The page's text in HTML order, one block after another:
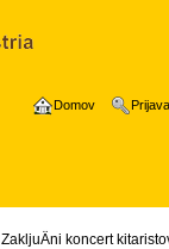
Domov Prijava
ZakljuÄni koncert